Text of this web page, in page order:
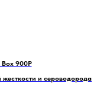
900P
и сероводорода